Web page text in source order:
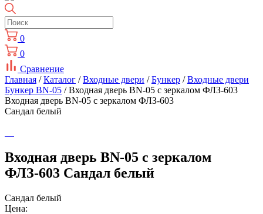
0
0
Сравнение
Главная /Каталог /Входные двери /Бункер /Входные двери
Бункер BN-05 / Входная дверь BN-05 с зеркалом ФЛЗ-603
Входная дверь BN-05 с зеркалом ФЛЗ-603
Сандал белый
Входная дверь BN-05 с зеркалом
ФЛЗ-603 Сандал белый
Сандал белый
Цена: